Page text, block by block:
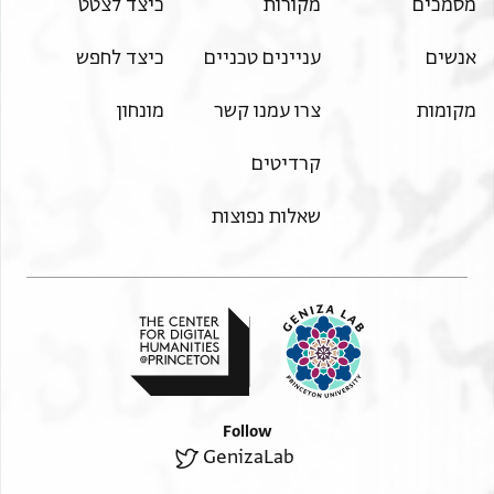
מסמכים
אנשים
מקומות
מקורות
עניינים טכניים
צרו עמנו קשר
קרדיטים
שאלות נפוצות
כיצד לצטט
כיצד לחפש
מונחון
Follow
GenizaLab